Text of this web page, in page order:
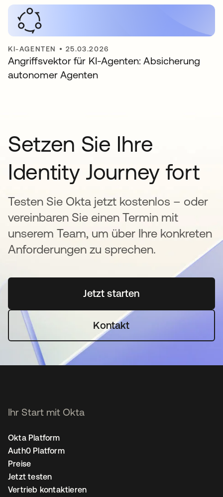
KI-AGENTEN • 25.03.2026
Angriffsvektor für KI-Agenten: Absicherung
autonomer Agenten
Setzen Sie Ihre
Identity Journey fort
Testen Sie Okta jetzt kostenlos – oder
vereinbaren Sie einen Termin mit
unserem Team, um über Ihre konkreten
Anforderungen zu sprechen.
Jetzt startenwird in einer neuen
Kontakt
Ihr Start mit Okta
Okta Platform
Auth0 Platform
Preise
Jetzt testen
Vertrieb kontaktieren